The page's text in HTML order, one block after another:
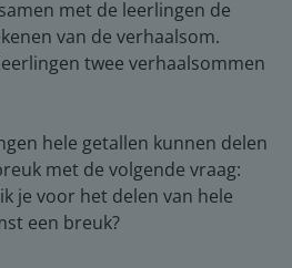
met de leerlingen de
van de verhaalsom.
twee verhaalsommen
hele getallen kunnen delen
met de volgende vraag:
je voor het delen van hele
een breuk?